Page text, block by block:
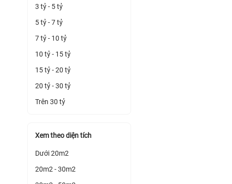
3 tỷ - 5 tỷ
5 tỷ - 7 tỷ
7 tỷ - 10 tỷ
10 tỷ - 15 tỷ
15 tỷ - 20 tỷ
20 tỷ - 30 tỷ
Trên 30 tỷ
Xem theo diện tích
Dưới 20m2
20m2 - 30m2